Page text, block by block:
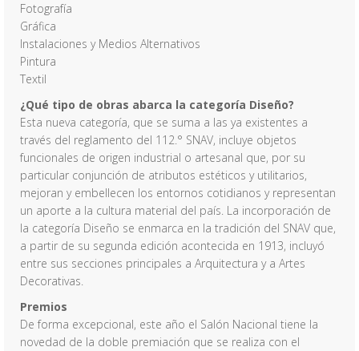
Fotografía
Gráfica
Instalaciones y Medios Alternativos
Pintura
Textil
¿Qué tipo de obras abarca la categoría Diseño?
Esta nueva categoría, que se suma a las ya existentes a
través del reglamento del 112.° SNAV, incluye objetos
funcionales de origen industrial o artesanal que, por su
particular conjunción de atributos estéticos y utilitarios,
mejoran y embellecen los entornos cotidianos y representan
un aporte a la cultura material del país. La incorporación de
la categoría Diseño se enmarca en la tradición del SNAV que,
a partir de su segunda edición acontecida en 1913, incluyó
entre sus secciones principales a Arquitectura y a Artes
Decorativas.
Premios
De forma excepcional, este año el Salón Nacional tiene la
novedad de la doble premiación que se realiza con el